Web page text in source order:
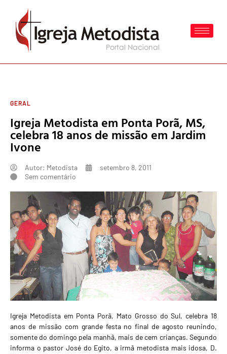
GERAL
Igreja Metodista em Ponta Porã, MS,
celebra 18 anos de missão em Jardim
Ivone
Autor: Metodista
setembro 8, 2011
Sem comentário
Igreja Metodista em Ponta Porã, Mato Grosso do Sul, celebra 18
anos de missão com grande festa no final de agosto reunindo,
somente do domingo pela manhã, mais de cem crianças. Segundo
informa o pastor José do Egito, a irmã metodista mais idosa, D.